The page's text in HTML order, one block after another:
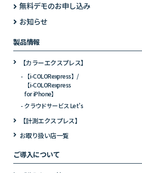
無料デモのお申し込み
お知らせ
製品情報
【カラーエクスプレス】
【i-COLORexpress】/
【i-COLORexpress
for iPhone】
クラウドサービス Let’s
【計測エクスプレス】
お取り扱い店一覧
ご導入について